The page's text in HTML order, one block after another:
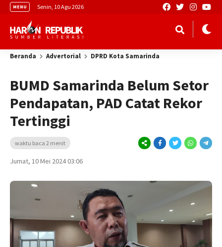
MENU Senin, 10 Agu 2026
Beranda Advertorial DPRD Kota Samarinda
BUMD Samarinda Belum Setor
Pendapatan, PAD Catat Rekor
Tertinggi
waktu baca 2 menit
Jumat, 10 Mei 2024 03:06